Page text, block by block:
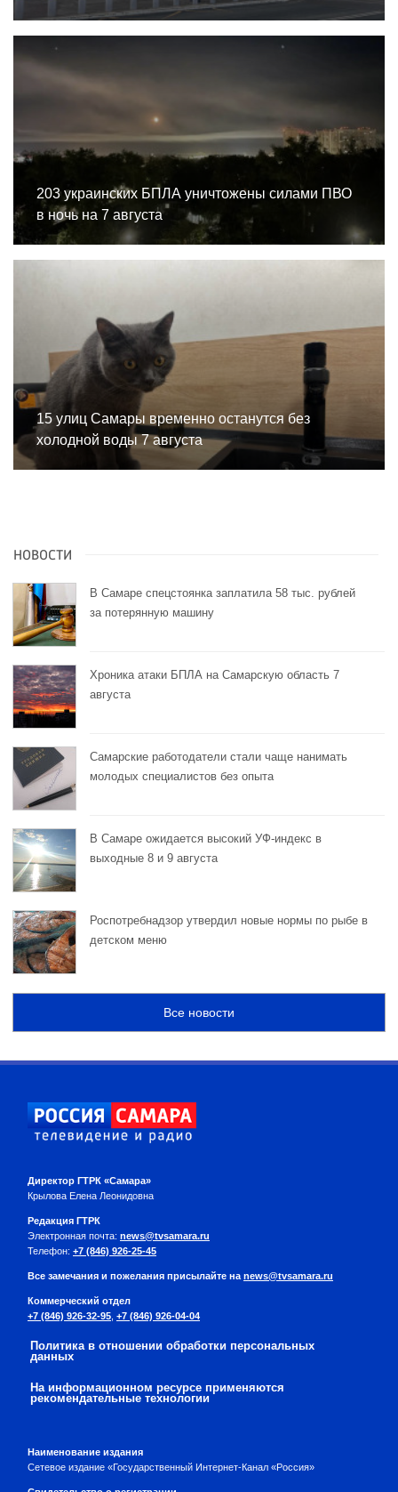
203 украинских БПЛА уничтожены силами ПВО
в ночь на 7 августа
15 улиц Самары временно останутся без
холодной воды 7 августа
НОВОСТИ
В Самаре спецстоянка заплатила 58 тыс. рублей
за потерянную машину
Хроника атаки БПЛА на Самарскую область 7
августа
Самарские работодатели стали чаще нанимать
молодых специалистов без опыта
В Самаре ожидается высокий УФ-индекс в
выходные 8 и 9 августа
Роспотребнадзор утвердил новые нормы по рыбе в
детском меню
Все новости
Директор ГТРК «Самара»
Крылова Елена Леонидовна
Редакция ГТРК
Электронная почта: news@tvsamara.ru
Телефон: +7 (846) 926-25-45
Все замечания и пожелания присылайте на news@tvsamara.ru
Коммерческий отдел
+7 (846) 926-32-95 +7 (846) 926-04-04
Политика в отношении обработки персональных
данных
На информационном ресурсе применяются
рекомендательные технологии
Наименование издания
Сетевое издание «Государственный Интернет-Канал «Россия»